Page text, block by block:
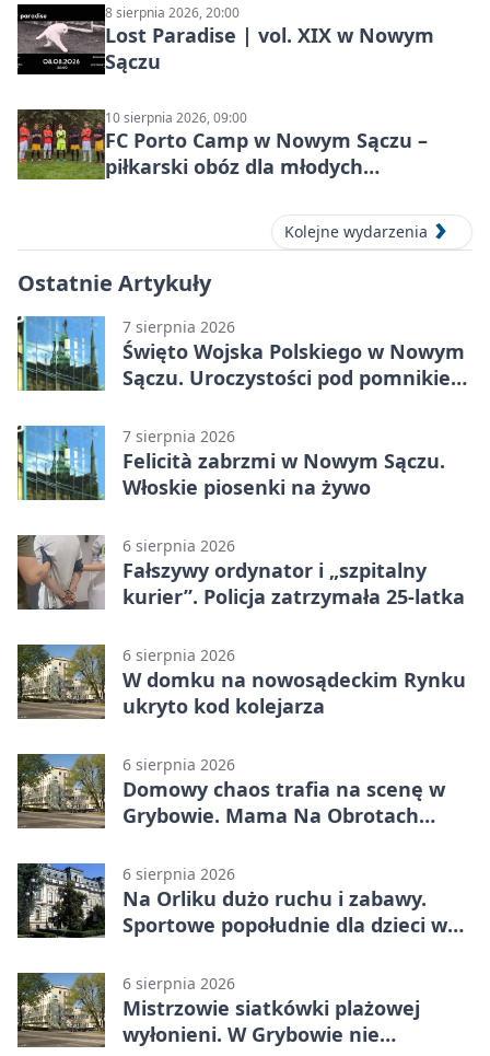
8 sierpnia 2026, 20:00
Lost Paradise | vol. XIX w Nowym
Sączu
10 sierpnia 2026, 09:00
FC Porto Camp w Nowym Sączu –
piłkarski obóz dla młodych
Kolejne wydarzenia
Ostatnie Artykuły
7 sierpnia 2026
Święto Wojska Polskiego w Nowym
Sączu. Uroczystości pod pomnikiem
7 sierpnia 2026
Felicità zabrzmi w Nowym Sączu.
Włoskie piosenki na żywo
6 sierpnia 2026
Fałszywy ordynator i „szpitalny
kurier”. Policja zatrzymała 25-latka
6 sierpnia 2026
W domku na nowosądeckim Rynku
ukryto kod kolejarza
6 sierpnia 2026
Domowy chaos trafia na scenę w
Grybowie. Mama Na Obrotach
6 sierpnia 2026
Na Orliku dużo ruchu i zabawy.
Sportowe popołudnie dla dzieci w
6 sierpnia 2026
Mistrzowie siatkówki plażowej
wyłonieni. W Grybowie nie